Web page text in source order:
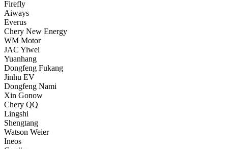
Firefly
Aiways
Everus
Chery New Energy
WM Motor
JAC Yiwei
Yuanhang
Dongfeng Fukang
Jinhu EV
Dongfeng Nami
Xin Gonow
Chery QQ
Lingshi
Shengtang
Watson Weier
Ineos